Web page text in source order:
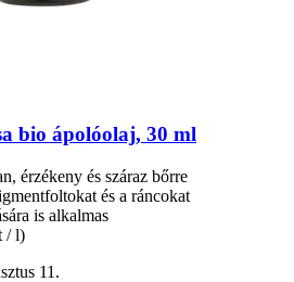
bio ápolóolaj, 30 ml
érzékeny és száraz bőrre
és a ráncokat
is alkalmas
/ l)
11.